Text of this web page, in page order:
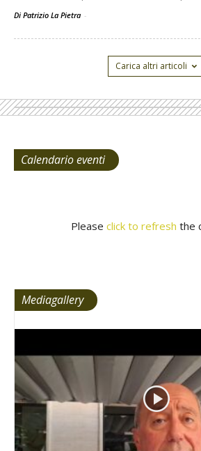
Di Patrizio La Pietra -
Carica altri articoli
Calendario eventi
Please click to refresh the
Mediagallery